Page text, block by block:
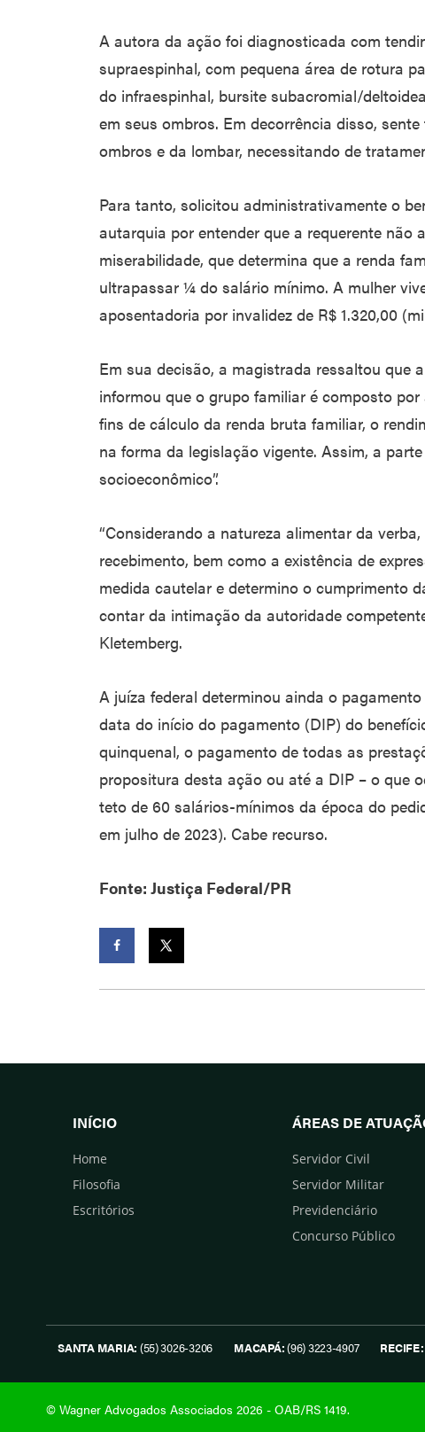
A autora da ação foi diagnosticada com
supraespinhal, com pequena área de rotura
do infraespinhal, bursite subacromial/
em seus ombros. Em decorrência disso,
ombros e da lombar, necessitando de
Para tanto, solicitou administrativamente o
autarquia por entender que a requerente não
miserabilidade, que determina que a renda
ultrapassar ¼ do salário mínimo. A mulher
aposentadoria por invalidez de R$ 1.320,00
Em sua decisão, a magistrada ressaltou que
informou que o grupo familiar é composto
fins de cálculo da renda bruta familiar, o
na forma da legislação vigente. Assim, a
socioeconômico”.
“Considerando a natureza alimentar da
recebimento, bem como a existência de
medida cautelar e determino o cumprimento
contar da intimação da autoridade
Kletemberg.
A juíza federal determinou ainda o
data do início do pagamento (DIP) do
quinquenal, o pagamento de todas as
propositura desta ação ou até a DIP – o que
teto de 60 salários-mínimos da época do
em julho de 2023). Cabe recurso.
Fonte: Justiça Federal/PR
INÍCIO
Home
Filosofia
Escritórios
ÁREAS DE
Servidor Civil
Servidor Militar
Previdenciário
Concurso Público
SANTA MARIA: (55) 3026-3206 MACAPÁ:(96) 3223-4907 RECIFE:
© Wagner Advogados Associados 2026 - OAB/RS 1419.